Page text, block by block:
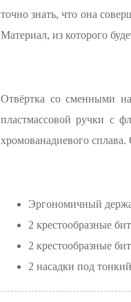
точно знать, что она
Материал, из которого
Отвёртка со сменными
пластмассовой ручки с
хромованадиевого
Эргономичный
2 крестообразные
2 крестообразные
2 насадки под